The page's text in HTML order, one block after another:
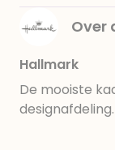
Over
Hallmark
De mooiste
designafdeling.